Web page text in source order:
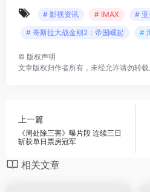
# 影视资讯 # IMAX
# 亚
# 哥斯拉大战金刚2：帝国崛起
#
© 版权声明
文章版权归作者所有，未经允许请勿转载
上一篇
《周处除三害》曝片段 连续三日
斩获单日票房冠军
相关文章